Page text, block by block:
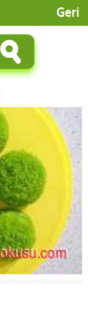
Geri